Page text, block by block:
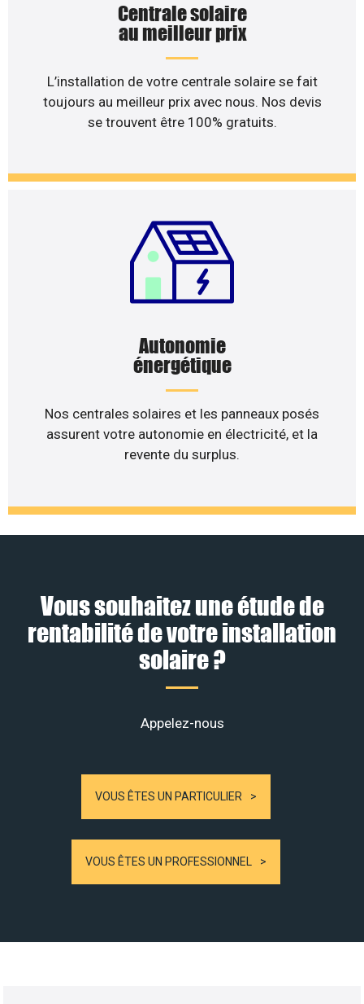
Centrale solaire
au meilleur prix
L’installation de votre centrale solaire se fait
toujours au meilleur prix avec nous. Nos devis
se trouvent être 100% gratuits.
Autonomie
énergétique
Nos centrales solaires et les panneaux posés
assurent votre autonomie en électricité, et la
revente du surplus.
Vous souhaitez une étude de
rentabilité de votre installation
solaire ?
Appelez-nous
VOUS ÊTES UN PARTICULIER
VOUS ÊTES UN PROFESSIONNEL